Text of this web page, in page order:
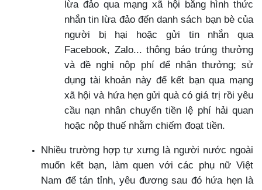
lừa đảo qua mạng xã hội bằng hình thức
nhắn tin lừa đảo đến danh sách bạn bè của
người bị hại hoặc gửi tin nhắn qua
Facebook, Zalo... thông báo trúng thưởng
và đề nghị nộp phí để nhận thưởng; sử
dụng tài khoản này để kết bạn qua mạng
xã hội và hứa hẹn gửi quà có giá trị rồi yêu
cầu nạn nhân chuyển tiền lệ phí hải quan
hoặc nộp thuế nhằm chiếm đoạt tiền.
Nhiều trường hợp tự xưng là người nước ngoài
muốn kết bạn, làm quen với các phụ nữ Việt
Nam để tán tỉnh, yêu đương sau đó hứa hẹn là